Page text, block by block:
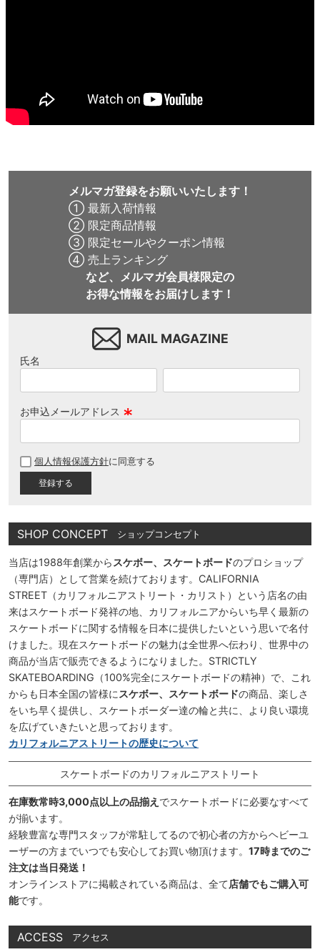
メルマガ登録をお願いいたします！
① 最新入荷情報
② 限定商品情報
③ 限定セールやクーポン情報
④ 売上ランキング
など、メルマガ会員様限定の
お得な情報をお届けします！
MAIL MAGAZINE
氏名
お申込メールアドレス
須
個人情報保護方針に同意する
SHOP CONCEPT ショップコンセプト
当店は1988年創業から スケボー、スケートボードのプロショップ
（専門店）として営業を続けております。CALIFORNIA
STREET（カリフォルニアストリート・カリスト）という店名の由
来はスケートボード発祥の地、カリフォルニアからいち早く最新の
スケートボードに関する情報を日本に提供したいという思いで名付
けました。現在スケートボードの魅力は全世界へ伝わり、世界中の
商品が当店で販売できるようになりました。STRICTLY
SKATEBOARDING（100%完全にスケートボードの精神）で、これ
からも日本全国の皆様に スケボー、スケートボードの商品、楽しさ
をいち早く提供し、スケートボーダー達の輪と共に、より良い環境
を広げていきたいと思っております。
カリフォルニアストリートの歴史について
スケートボードのカリフォルニアストリート
在庫数常時3,000点以上の品揃え でスケートボードに必要なすべて
が揃います。
経験豊富な専門スタッフが常駐してるので初心者の方からヘビーユ
ーザーの方までいつでも安心してお買い物頂けます。 17時までのご
注文は当日発送！
オンラインストアに掲載されている商品は、全て店舗でもご購入可
能です。
ACCESS アクセス